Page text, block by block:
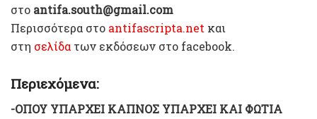
στο antifa.south@gmail.com
Περισσότερα στο antifascripta.net και
στη σελίδα των εκδόσεων στο facebook.
Περιεχόμενα:
-ΟΠΟΥ ΥΠΑΡΧΕΙ ΚΑΠΝΟΣ ΥΠΑΡΧΕΙ ΚΑΙ ΦΩΤΙΑ